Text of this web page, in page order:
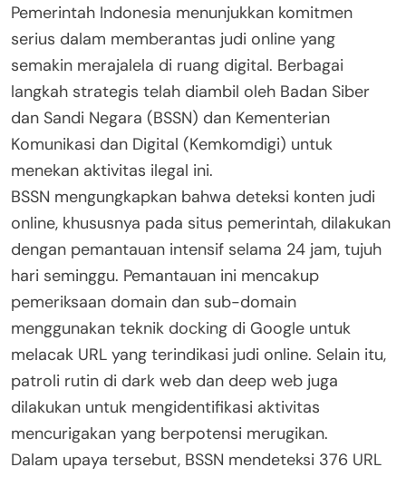
Pemerintah Indonesia menunjukkan komitmen
serius dalam memberantas judi online yang
semakin merajalela di ruang digital. Berbagai
langkah strategis telah diambil oleh Badan Siber
dan Sandi Negara (BSSN) dan Kementerian
Komunikasi dan Digital (Kemkomdigi) untuk
menekan aktivitas ilegal ini.
BSSN mengungkapkan bahwa deteksi konten judi
online, khususnya pada situs pemerintah, dilakukan
dengan pemantauan intensif selama 24 jam, tujuh
hari seminggu. Pemantauan ini mencakup
pemeriksaan domain dan sub-domain
menggunakan teknik docking di Google untuk
melacak URL yang terindikasi judi online. Selain itu,
patroli rutin di dark web dan deep web juga
dilakukan untuk mengidentifikasi aktivitas
mencurigakan yang berpotensi merugikan.
Dalam upaya tersebut, BSSN mendeteksi 376 URL